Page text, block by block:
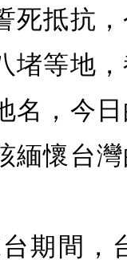
死抵抗
堵等地
名，今
緬懷台
期間，